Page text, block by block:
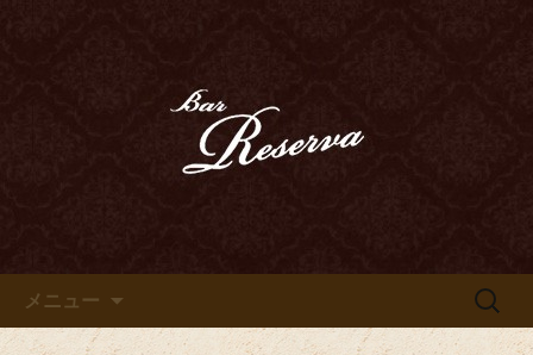
豊田市、豊田駅近くのオーセン
ティックバー「Bar Reserva～
リゼルヴァ～」のブログ
ゆくまでお愉しみいただけます
メニュー
検